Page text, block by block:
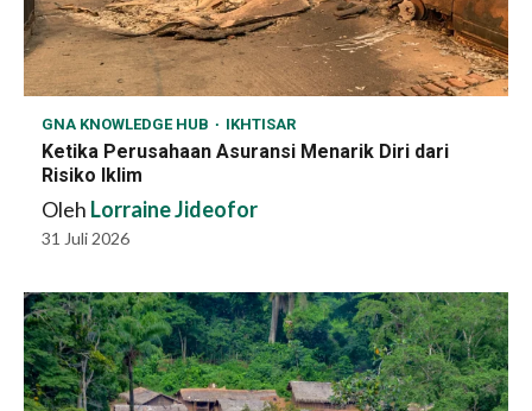
GNA KNOWLEDGE HUB IKHTISAR
Ketika Perusahaan Asuransi Menarik Diri dari
Risiko Iklim
Oleh Lorraine Jideofor
31 Juli 2026